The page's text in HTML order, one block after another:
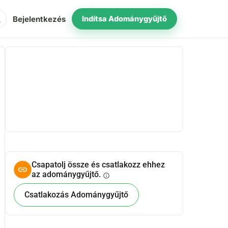
Bejelentkezés Indítsa Adománygyűjtő
Csapatolj össze és csatlakozz ehhez
az adománygyűjtő. info
Csatlakozás Adománygyűjtő